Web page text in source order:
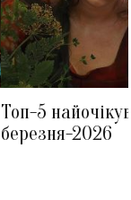
Топ-5
березня-2026